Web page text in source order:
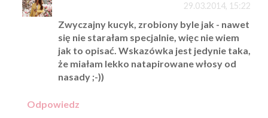
29.03.2014, 15:22
Zwyczajny kucyk, zrobiony byle jak - nawet
się nie starałam specjalnie, więc nie wiem
jak to opisać. Wskazówka jest jedynie taka,
że miałam lekko natapirowane włosy od
nasady ;-))
Odpowiedz